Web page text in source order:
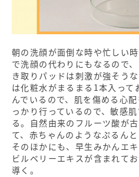
朝の洗顔が面倒な時や忙しい
で洗顔の代わりにもなるので
き取りパッドは刺激が強そう
は化粧水がまるまる1本入って
んでいるので、肌を傷める心
っかり行っているので、敏感
る。自然由来のフルーツ酸が
て、赤ちゃんのようなぷるん
そのほかにも、早生みかんエ
ビルベリーエキスが含まれて
導く。